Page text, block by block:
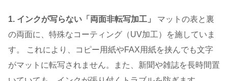
1. インクが写らない「両面非転写加工」
マットの表と裏
の両面に、特殊なコーティング（UV加工）を施していま
す。 これにより、コピー用紙やFAX用紙を挟んでも文字
がマットに転写されません。また、新聞や雑誌を長時間置